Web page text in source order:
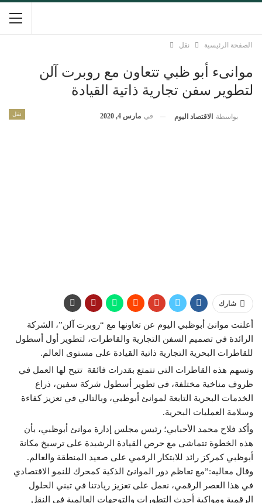
الصفحة الرئيسية نقل
موانىء أبو ظبي تتعاون مع روبرت آلن
لتطوير سفن تجارية ذاتية القيادة
نقل بواسطة الاقتصاد اليوم في مارس 4, 2020
شارك
أعلنت موانئ أبوظبي اليوم عن تعاونها مع “روبرت آلن”، الشركة
الرائدة في تصميم السفن التجارية والقاطرات، لتطوير أول أسطول
للقاطرات البحرية التجارية ذاتية القيادة على مستوى العالم.
وتسهم هذه القاطرات التي تتمتع بقدرات فائقة تتيح لها العمل في
ظروف مناخية مختلفة، في تطوير أسطول شركة سفين، ذراع
الخدمات البحرية التابعة لموانئ أبوظبي، وبالتالي في تعزيز كفاءة
وسلامة العمليات البحرية.
وأكد فلاح محمد الأحبابي؛ رئيس مجلس إدارة موانئ أبوظبي، بأن
هذه الخطوة تتماشى مع حرص القيادة الرشيدة على ترسيخ مكانة
أبوظبي كمركز رائد للابتكار الرقمي على صعيد المنطقة والعالم.
وقال معاليه:”مع تعاظم دور الموانئ الذكية كمحرك للنمو الاقتصادي
في هذا العصر الرقمي، نعمل على تعزيز ريادتنا في تبني الحلول
الرقمية ومواكبة أحدث التطورات والتوجهات العالمية في النقل